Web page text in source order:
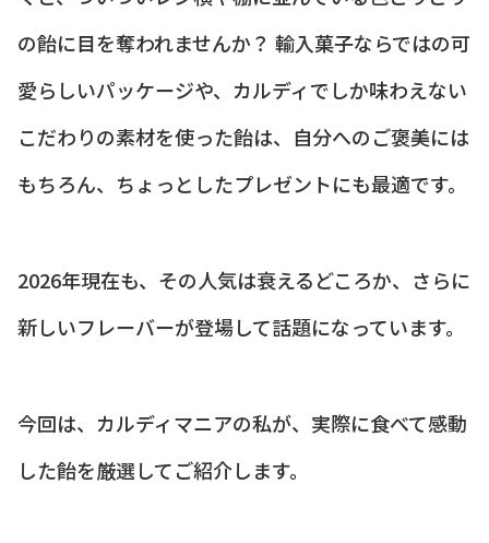
の飴に目を奪われませんか？ 輸入菓子ならではの可
愛らしいパッケージや、カルディでしか味わえない
こだわりの素材を使った飴は、自分へのご褒美には
もちろん、ちょっとしたプレゼントにも最適です。
2026年現在も、その人気は衰えるどころか、さらに
新しいフレーバーが登場して話題になっています。
今回は、カルディマニアの私が、実際に食べて感動
した飴を厳選してご紹介します。